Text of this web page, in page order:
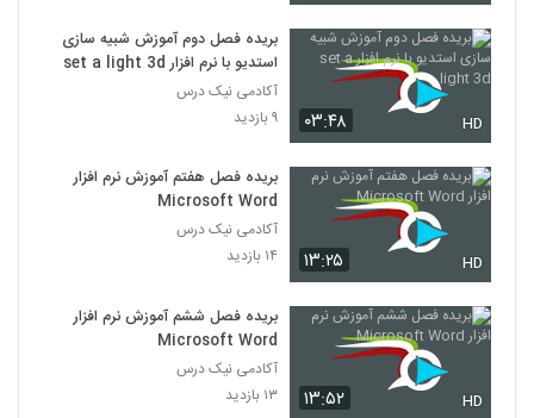
۰۳:۴۸ HD
بریده فصل دوم آموزش شبیه سازی
استدیو با نرم افزار set a light 3d
آکادمی نیک درس
۹ بازدید
۱۳:۲۵ HD
بریده فصل هفتم آموزش نرم افزار
Microsoft Word
آکادمی نیک درس
۱۴ بازدید
۱۳:۵۲ HD
بریده فصل ششم آموزش نرم افزار
Microsoft Word
آکادمی نیک درس
۱۳ بازدید